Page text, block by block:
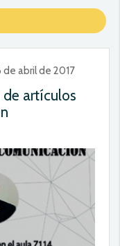
de abril de 2017
de artículos